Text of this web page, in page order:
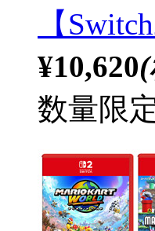
【
¥10,620
数量限